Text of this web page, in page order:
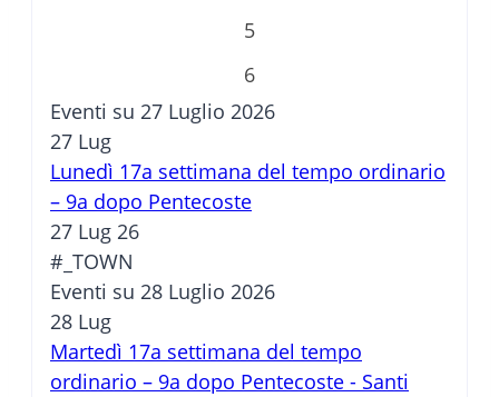
5
6
Eventi su 27 Luglio 2026
27 Lug
Lunedì 17a settimana del tempo ordinario
– 9a dopo Pentecoste
27 Lug 26
#_TOWN
Eventi su 28 Luglio 2026
28 Lug
Martedì 17a settimana del tempo
ordinario – 9a dopo Pentecoste - Santi